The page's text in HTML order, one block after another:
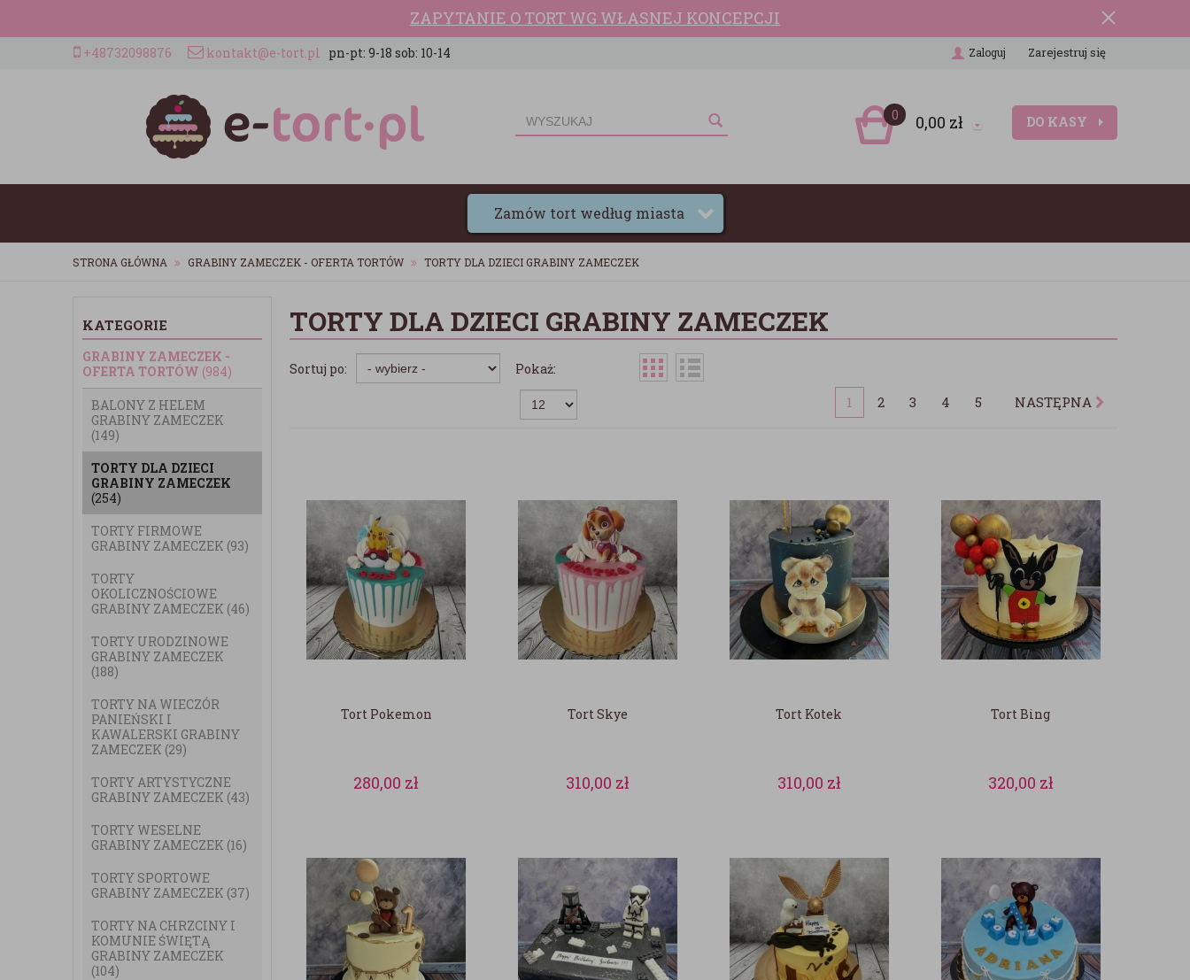
ZAPYTANIE O TORT WG WŁASNEJ KONCEPCJI
+48732098876 kontakt@e-tort.pl pn-pt: 9-18 sob: 10-14 Zaloguj Zarejestruj się
0 0,00 zł DO KASY
Zamów tort według miasta
STRONA GŁÓWNA GRABINY ZAMECZEK - OFERTA TORTÓW TORTY DLA DZIECI GRABINY ZAMECZEK
KATEGORIE
GRABINY ZAMECZEK -
OFERTA TORTÓW (984)
BALONY Z HELEM
GRABINY ZAMECZEK
(149)
TORTY DLA DZIECI
GRABINY ZAMECZEK
(254)
TORTY FIRMOWE
GRABINY ZAMECZEK (93)
TORTY
OKOLICZNOŚCIOWE
GRABINY ZAMECZEK (46)
TORTY URODZINOWE
GRABINY ZAMECZEK
(188)
TORTY NA WIECZÓR
PANIEŃSKI I
KAWALERSKI GRABINY
ZAMECZEK (29)
TORTY ARTYSTYCZNE
GRABINY ZAMECZEK (43)
TORTY WESELNE
GRABINY ZAMECZEK (16)
TORTY SPORTOWE
GRABINY ZAMECZEK (37)
TORTY NA CHRZCINY I
KOMUNIE ŚWIĘTĄ
GRABINY ZAMECZEK
(104)
TORTY DLA DZIECI GRABINY ZAMECZEK
Sortuj po: Pokaż:
1 2 3 4 5 NASTĘPNA
Tort Pokemon
280,00 zł
Tort Skye
310,00 zł
Tort Kotek
310,00 zł
Tort Bing
320,00 zł